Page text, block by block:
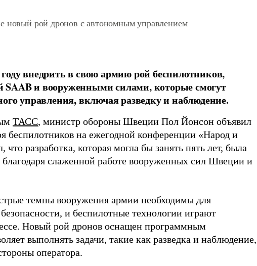
новый рой дронов с автономным управлением
внедрить в свою армию рой беспилотников,
SAAB и вооруженными силами, которые смогут
управления, включая разведку и наблюдение.
ТАСС, министр обороны Швеции Пол Йонсон объявил
беспилотников на ежегодной конференции «Народ и
разработка, которая могла бы занять пять лет, была
благодаря слаженной работе вооруженных сил Швеции и
темпы вооружения армии необходимы для
и беспилотные технологии играют
Новый рой дронов оснащен программным
выполнять задачи, такие как разведка и наблюдение,
оператора.